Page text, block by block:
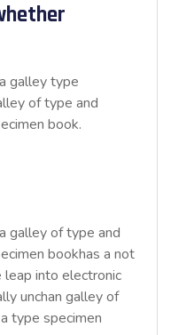
galley type
of type and
book.
galley of type and
bookhas a not
into electronic
unchan galley of
type specimen